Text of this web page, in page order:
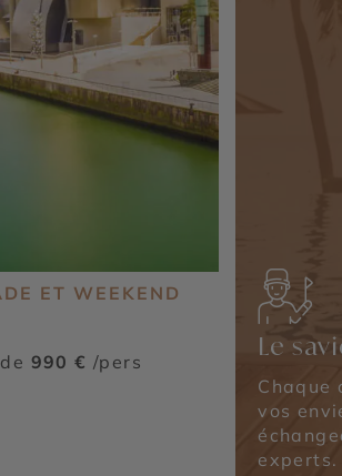
ET WEEKEND
990 € /pers
Le
Chaque
vos
experts.